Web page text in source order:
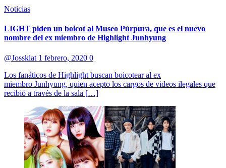
Noticias
LIGHT piden un boicot al Museo Púrpura, que es el nuevo
nombre del ex miembro de Highlight Junhyung
@Jossklat 1 febrero, 2020 0
Los fanáticos de Highlight buscan boicotear al ex
miembro Junhyung, quien acepto los cargos de videos ilegales que
recibió a través de la sala […]